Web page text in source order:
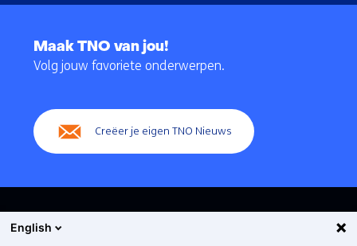
navigatie
Maak TNO van jou!
Volg jouw favoriete onderwerpen.
Creëer je eigen TNO Nieuws
English